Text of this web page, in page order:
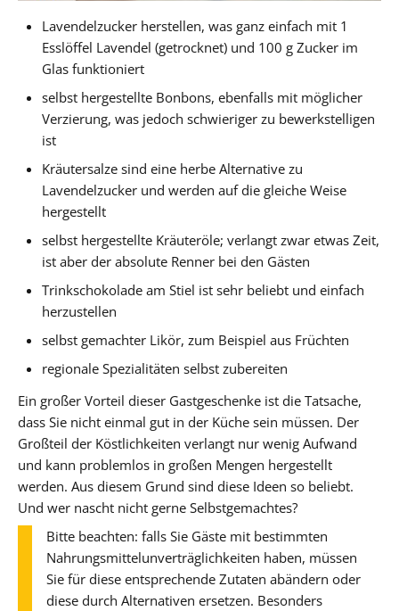
Lavendelzucker herstellen, was ganz einfach mit 1
Esslöffel Lavendel (getrocknet) und 100 g Zucker im
Glas funktioniert
selbst hergestellte Bonbons, ebenfalls mit möglicher
Verzierung, was jedoch schwieriger zu bewerkstelligen
ist
Kräutersalze sind eine herbe Alternative zu
Lavendelzucker und werden auf die gleiche Weise
hergestellt
selbst hergestellte Kräuteröle; verlangt zwar etwas Zeit,
ist aber der absolute Renner bei den Gästen
Trinkschokolade am Stiel ist sehr beliebt und einfach
herzustellen
selbst gemachter Likör, zum Beispiel aus Früchten
regionale Spezialitäten selbst zubereiten
Ein großer Vorteil dieser Gastgeschenke ist die Tatsache,
dass Sie nicht einmal gut in der Küche sein müssen. Der
Großteil der Köstlichkeiten verlangt nur wenig Aufwand
und kann problemlos in großen Mengen hergestellt
werden. Aus diesem Grund sind diese Ideen so beliebt.
Und wer nascht nicht gerne Selbstgemachtes?
Bitte beachten: falls Sie Gäste mit bestimmten
Nahrungsmittelunverträglichkeiten haben, müssen
Sie für diese entsprechende Zutaten abändern oder
diese durch Alternativen ersetzen. Besonders